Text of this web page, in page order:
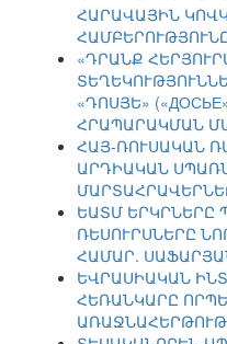
ՀԱՐԱՎԱՅԻՆ
«ԴՐԱՆՔ
«ԴՈՍՅԵ»
ՀՐԱՊԱՐԱԿՄԱՆ
ՀԱՅ-ՌՈՒՍԱԿԱՆ
ԱՐԴԻԱԿԱՆ
ԵԱՏՄ ԵՐԿՐՆԵՐԸ
ՌԵՍՈՒՐՍՆԵՐԸ
ՀԱՄԱՐ.
ԵՎՐԱՍԻԱԿԱՆ
ՀԵՌԱՆԿԱՐԸ